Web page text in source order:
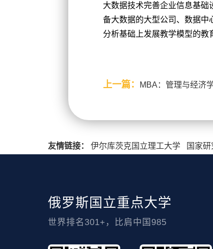
大数据技术完善企业信息基
备大数据的大型公司、数据中
分析基础上发展教学模型的教
上一篇： MBA：管理与经济
友情链接： 伊尔库茨克国立理工大学 国家
俄罗斯国立重点大学
世界排名301+，比肩中国985